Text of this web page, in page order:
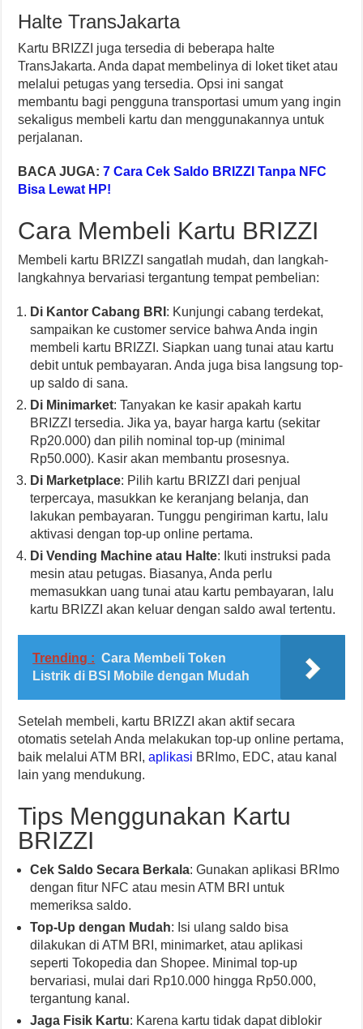
Halte TransJakarta
Kartu BRIZZI juga tersedia di beberapa halte
TransJakarta. Anda dapat membelinya di loket tiket atau
melalui petugas yang tersedia. Opsi ini sangat
membantu bagi pengguna transportasi umum yang ingin
sekaligus membeli kartu dan menggunakannya untuk
perjalanan.
BACA JUGA:7 Cara Cek Saldo BRIZZI Tanpa NFC
Bisa Lewat HP!
Cara Membeli Kartu BRIZZI
Membeli kartu BRIZZI sangatlah mudah, dan langkah-
langkahnya bervariasi tergantung tempat pembelian:
Di Kantor Cabang BRI : Kunjungi cabang terdekat,
sampaikan ke customer service bahwa Anda ingin
membeli kartu BRIZZI. Siapkan uang tunai atau kartu
debit untuk pembayaran. Anda juga bisa langsung top-
up saldo di sana.
Di Minimarket: Tanyakan ke kasir apakah kartu
BRIZZI tersedia. Jika ya, bayar harga kartu (sekitar
Rp20.000) dan pilih nominal top-up (minimal
Rp50.000). Kasir akan membantu prosesnya.
Di Marketplace: Pilih kartu BRIZZI dari penjual
terpercaya, masukkan ke keranjang belanja, dan
lakukan pembayaran. Tunggu pengiriman kartu, lalu
aktivasi dengan top-up online pertama.
Di Vending Machine atau Halte: Ikuti instruksi pada
mesin atau petugas. Biasanya, Anda perlu
memasukkan uang tunai atau kartu pembayaran, lalu
kartu BRIZZI akan keluar dengan saldo awal tertentu.
Trending : Cara Membeli Token
Listrik di BSI Mobile dengan Mudah
Setelah membeli, kartu BRIZZI akan aktif secara
otomatis setelah Anda melakukan top-up online pertama,
baik melalui ATM BRI,aplikasi BRImo, EDC, atau kanal
lain yang mendukung.
Tips Menggunakan Kartu
BRIZZI
Cek Saldo Secara Berkala: Gunakan aplikasi BRImo
dengan fitur NFC atau mesin ATM BRI untuk
memeriksa saldo.
Top-Up dengan Mudah: Isi ulang saldo bisa
dilakukan di ATM BRI, minimarket, atau aplikasi
seperti Tokopedia dan Shopee. Minimal top-up
bervariasi, mulai dari Rp10.000 hingga Rp50.000,
tergantung kanal.
Jaga Fisik Kartu: Karena kartu tidak dapat diblokir